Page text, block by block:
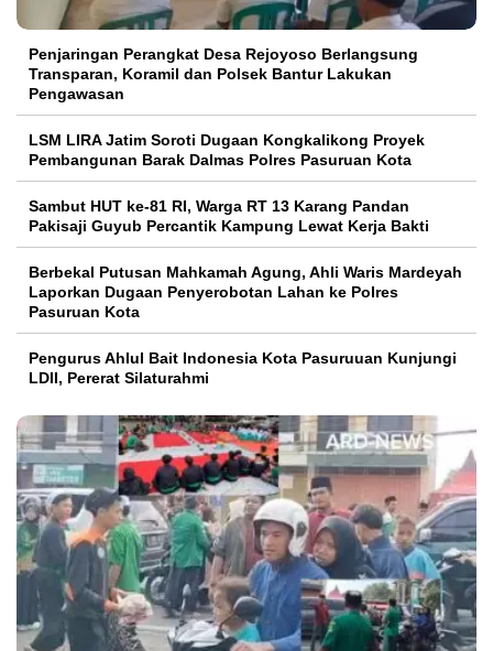
Penjaringan Perangkat Desa Rejoyoso Berlangsung
Transparan, Koramil dan Polsek Bantur Lakukan
Pengawasan
LSM LIRA Jatim Soroti Dugaan Kongkalikong Proyek
Pembangunan Barak Dalmas Polres Pasuruan Kota
Sambut HUT ke-81 RI, Warga RT 13 Karang Pandan
Pakisaji Guyub Percantik Kampung Lewat Kerja Bakti
Berbekal Putusan Mahkamah Agung, Ahli Waris Mardeyah
Laporkan Dugaan Penyerobotan Lahan ke Polres
Pasuruan Kota
Pengurus Ahlul Bait Indonesia Kota Pasuruuan Kunjungi
LDII, Pererat Silaturahmi